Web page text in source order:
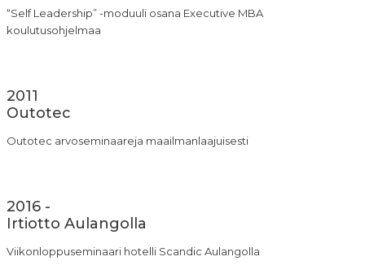
“Self Leadership” -moduuli osana Executive MBA
koulutusohjelmaa
2011
Outotec
Outotec arvoseminaareja maailmanlaajuisesti
2016 -
Irtiotto Aulangolla
Viikonloppuseminaari hotelli Scandic Aulangolla